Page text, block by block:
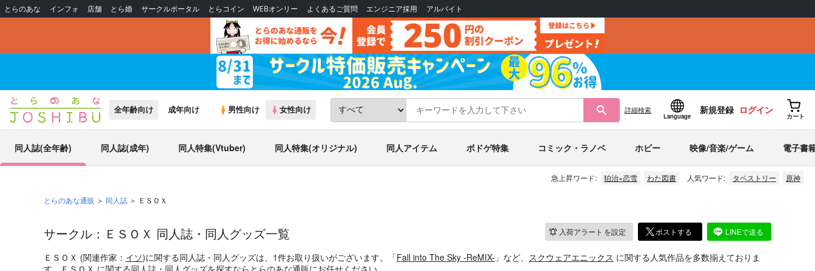
とらのあな インフォ 店舗 とら婚 サークルポータル とらコイン WEBオンリー よくあるご質問 エンジニア採用 アルバイト
全年齢向け 成年向け 男性向け 女性向け 詳細検索
Language
新規登録 ログイン
カート
同人誌(全年齢) 同人誌(成年) 同人特集(Vtuber) 同人特集(オリジナル) 同人アイテム ボドゲ特集 コミック・ラノベ ホビー 映像/音楽/ゲーム 電子書
急上昇ワード: 狛治×恋雪 わた図書 人気ワード: タペストリー 原神
とらのあな通販 同人誌 ＥＳＯＸ
入荷アラート を設定 ポストする LINEで送る
サークル：ＥＳＯＸ 同人誌・同人グッズ一覧
ＥＳＯＸ (関連作家： イソ)に関する同人誌・同人グッズは、1件お取り扱いがございます。「Fall into The Sky -ReMIX- 」など、 スクウェアエニックス に関する人気作品を多数揃えておりま
す。ＥＳＯＸ に関する同人誌・同人グッズを探すならとらのあな通販にお任せください。